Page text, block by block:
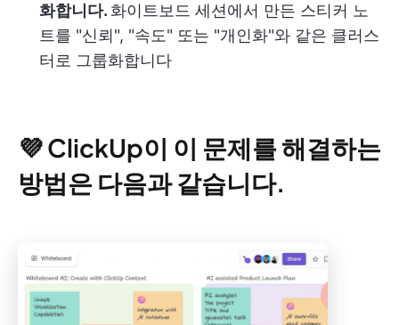
화합니다. 화이트보드 세션에서 만든 스티커 노
트를 "신뢰", "속도" 또는 "개인화"와 같은 클러스
터로 그룹화합니다
💜 ClickUp이 이 문제를 해결하는
방법은 다음과 같습니다.